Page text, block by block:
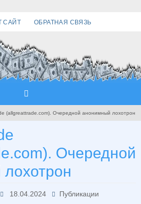
САЙТ ОБРАТНАЯ СВЯЗЬ
(allgreattrade.com). Очередной анонимный лохотрон
Очередной
18.04.2024 Публикации